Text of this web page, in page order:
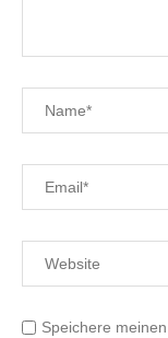
Speichere